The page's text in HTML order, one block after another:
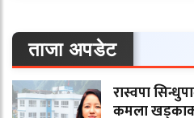
ताजा अपडेट
रास्वपा
कमला